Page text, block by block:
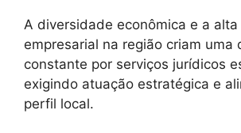
A diversidade econômica e a
empresarial na região criam uma
constante por serviços jurídicos
exigindo atuação estratégica e
perfil local.